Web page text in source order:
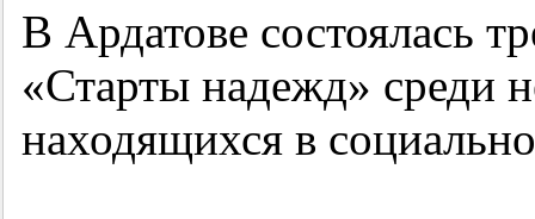
В Ардатове состоялась
«Старты надежд» среди
находящихся в